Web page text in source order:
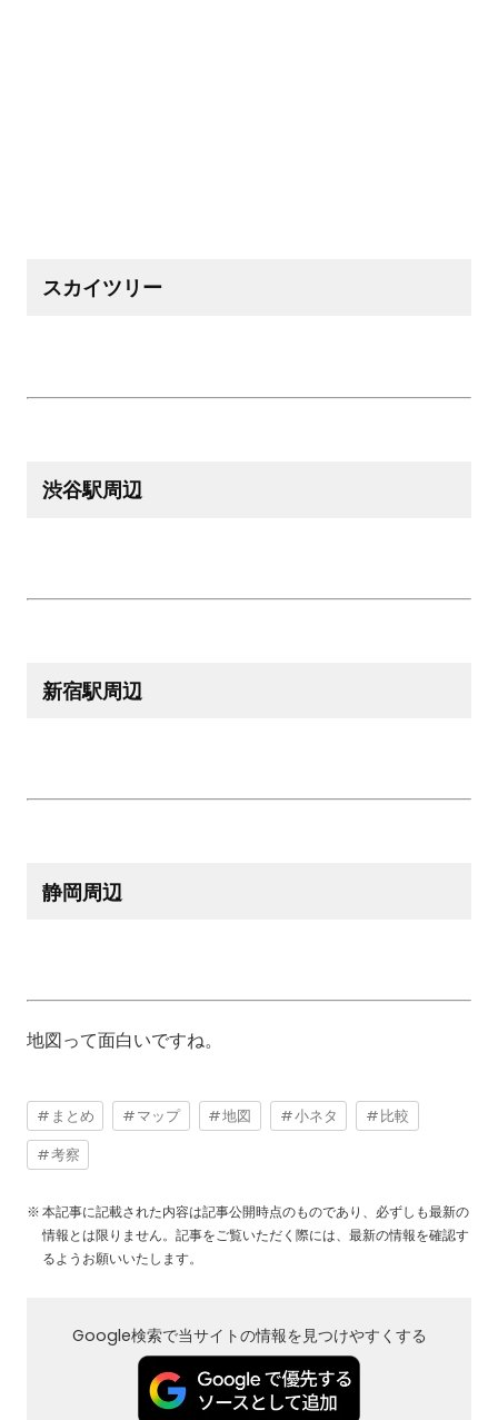
スカイツリー
渋谷駅周辺
新宿駅周辺
静岡周辺
地図って面白いですね。
まとめ マップ 地図 小ネタ 比較
考察
本記事に記載された内容は記事公開時点のものであり、必ずしも最新の
情報とは限りません。記事をご覧いただく際には、最新の情報を確認す
るようお願いいたします。
Google検索で当サイトの情報を見つけやすくする